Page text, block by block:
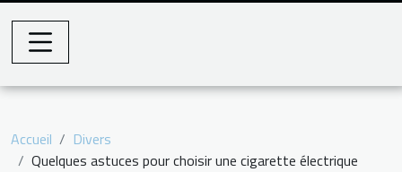
Accueil
Divers
Quelques astuces pour choisir une cigarette électrique